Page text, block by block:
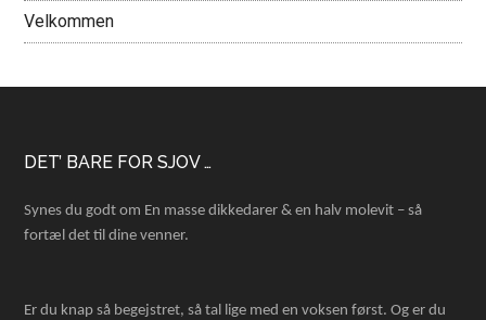
Velkommen
Footer
DET’ BARE FOR SJOV …
Synes du godt om En masse dikkedarer & en halv molevit – så
fortæl det til dine venner.
Er du knap så begejstret, så tal lige med en voksen først. Og er du